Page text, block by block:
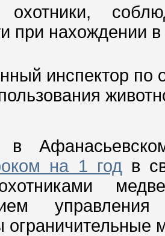
охотники,
при нахождении
инспектор
на 1 годв
ограничительные